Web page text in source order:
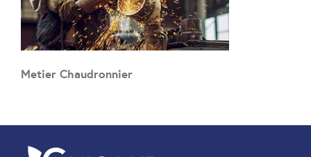
Metier Chaudronnier